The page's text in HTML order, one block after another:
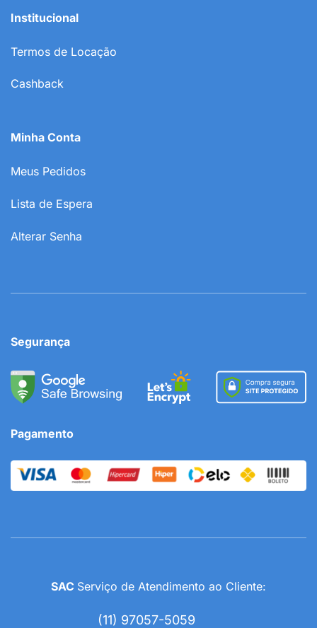
Institucional
Termos de Locação
Cashback
Minha Conta
Meus Pedidos
Lista de Espera
Alterar Senha
Segurança
Pagamento
SAC Serviço de Atendimento ao Cliente:
(11) 97057-5059